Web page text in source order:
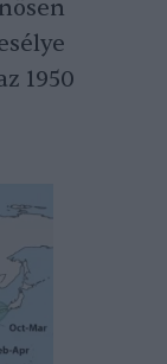
1950